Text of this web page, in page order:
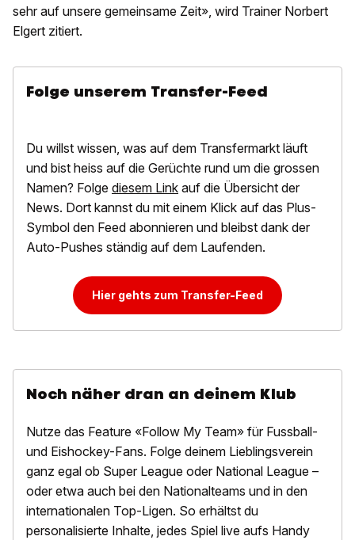
sehr auf unsere gemeinsame Zeit», wird Trainer Norbert
Elgert zitiert.
Folge unserem Transfer-Feed
Du willst wissen, was auf dem Transfermarkt läuft
und bist heiss auf die Gerüchte rund um die grossen
Namen? Folge diesem Link auf die Übersicht der
News. Dort kannst du mit einem Klick auf das Plus-
Symbol den Feed abonnieren und bleibst dank der
Auto-Pushes ständig auf dem Laufenden.
Hier gehts zum Transfer-Feed
Noch näher dran an deinem Klub
Nutze das Feature «Follow My Team» für Fussball-
und Eishockey-Fans. Folge deinem Lieblingsverein
ganz egal ob Super League oder National League –
oder etwa auch bei den Nationalteams und in den
internationalen Top-Ligen. So erhältst du
personalisierte Inhalte, jedes Spiel live aufs Handy